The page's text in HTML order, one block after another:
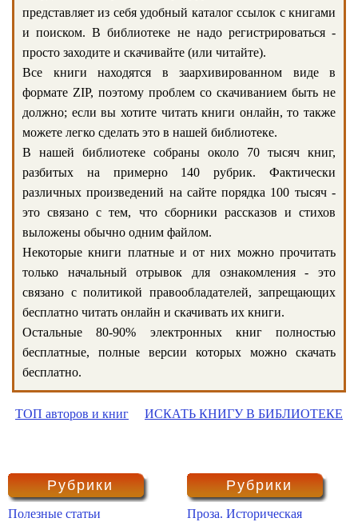
представляет из себя удобный каталог ссылок с книгами
и поиском. В библиотеке не надо регистрироваться -
просто заходите и скачивайте (или читайте).
Все книги находятся в заархивированном виде в
формате ZIP, поэтому проблем со скачиванием быть не
должно; если вы хотите читать книги онлайн, то также
можете легко сделать это в нашей библиотеке.
В нашей библиотеке собраны около 70 тысяч книг,
разбитых на примерно 140 рубрик. Фактически
различных произведений на сайте порядка 100 тысяч -
это связано с тем, что сборники рассказов и стихов
выложены обычно одним файлом.
Некоторые книги платные и от них можно прочитать
только начальный отрывок для ознакомления - это
связано с политикой правообладателей, запрещающих
бесплатно читать онлайн и скачивать их книги.
Остальные 80-90% электронных книг полностью
бесплатные, полные версии которых можно скачать
бесплатно.
ТОП авторов и книг ИСКАТЬ КНИГУ В БИБЛИОТЕКЕ
Рубрики
Полезные статьи
Рубрики
Проза. Историческая